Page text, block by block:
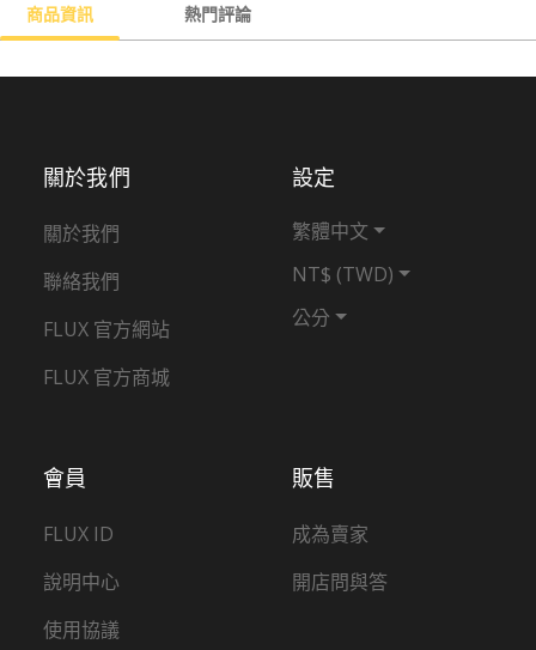
商品資訊 熱門評論
販售
成為賣家
開店問與答
會員
FLUX ID
說明中心
使用協議
關於我們
關於我們
聯絡我們
FLUX 官方網站
FLUX 官方商城
設定
繁體中文
NT$ (TWD)
公分